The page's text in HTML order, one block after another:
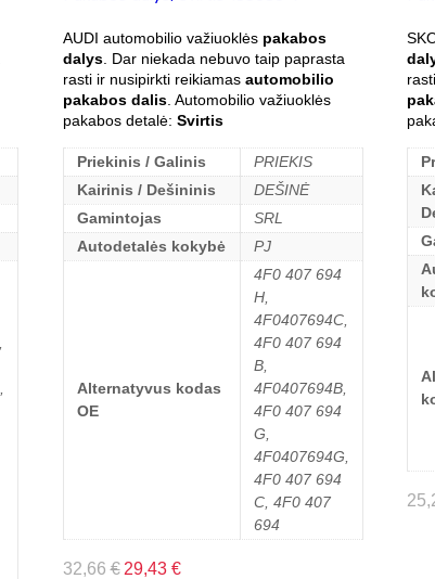
AUDI automobilio važiuoklės pakabos
dalys. Dar niekada nebuvo taip paprasta
rasti ir nusipirkti reikiamas automobilio
pakabos dalis. Automobilio važiuoklės
pakabos detalė: Svirtis
Priekinis / Galinis
PRIEKIS
Kairinis / Dešininis
DEŠINĖ
Gamintojas
SRL
Autodetalės kokybė
PJ
Alternatyvus kodas
OE
4F0 407 694
H,
4F0407694C,
4F0 407 694
B,
4F0407694B,
4F0 407 694
G,
4F0407694G,
4F0 407 694
C, 4F0 407
694
32,66€ 29,43 €